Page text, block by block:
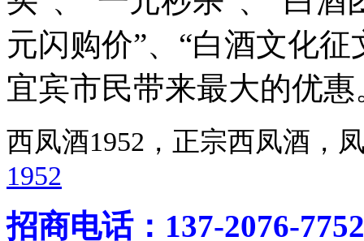
元闪购价”、“白酒文化
宜宾市民带来最大的优惠
西凤酒1952，正宗西凤酒
1952
招商电话：137-2076-7752